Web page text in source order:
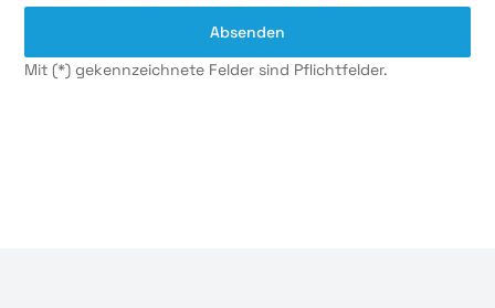
Mit (*) gekennzeichnete Felder sind Pflichtfelder.